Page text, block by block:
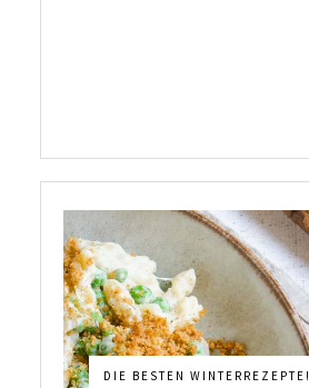
DIE BESTEN WINTERREZEPTE!